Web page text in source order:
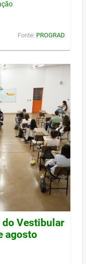
Fonte: PROGRAD
Vestibular
agosto